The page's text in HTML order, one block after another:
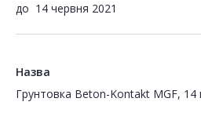
до 14 червня 2021
Назва
Грунтовка Beton-Kontakt MGF, 14